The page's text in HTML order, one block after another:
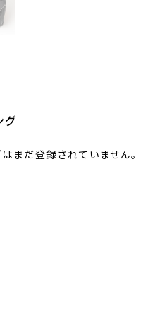
グ
まだ登録されていません。